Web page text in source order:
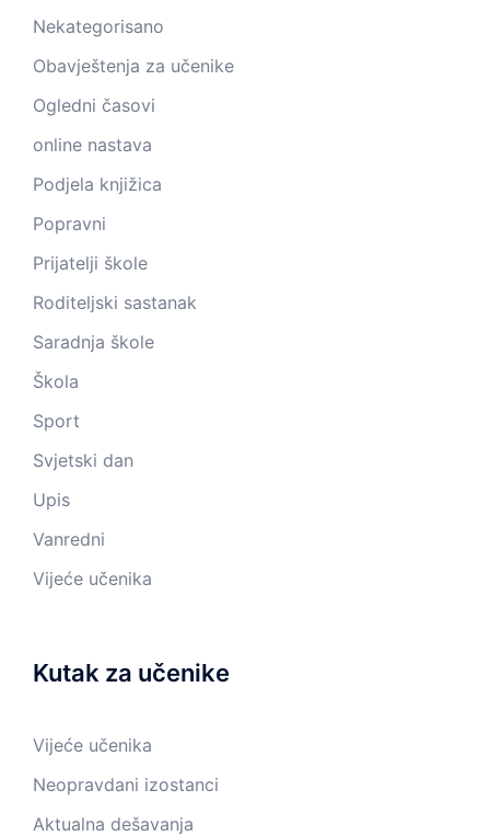
Nekategorisano
Obavještenja za učenike
Ogledni časovi
online nastava
Podjela knjižica
Popravni
Prijatelji škole
Roditeljski sastanak
Saradnja škole
Škola
Sport
Svjetski dan
Upis
Vanredni
Vijeće učenika
Kutak za učenike
Vijeće učenika
Neopravdani izostanci
Aktualna dešavanja